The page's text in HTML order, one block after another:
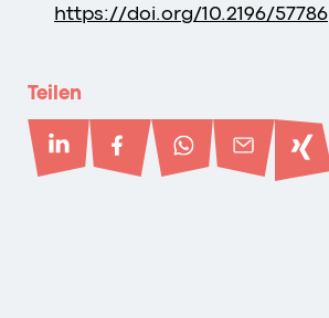
https://doi.org/10.2196/57786
Teilen